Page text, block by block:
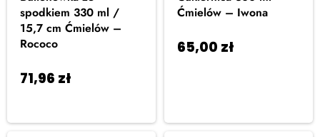
spodkiem 330 ml /
15,7 cm Ćmielów –
Rococo
71,96 zł
Ćmielów – Iwona
65,00 zł